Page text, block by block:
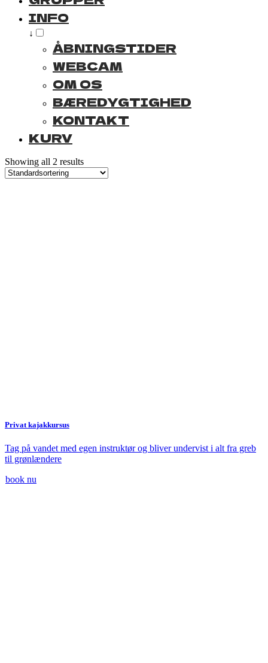
INFO
↓
ÅBNINGSTIDER
WEBCAM
OM OS
BÆREDYGTIGHED
KONTAKT
KURV
Showing all 2 results
Privat kajakkursus
Tag på vandet med egen instruktør og bliver undervist i alt fra greb
til grønlændere
book nu